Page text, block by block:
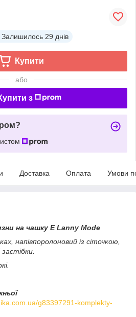
Залишилось 29 днів
Купити
або
з
Доставка Оплата Умови
на чашку Е Lanny Mode
напівпоролоновий із сіточкою,
g83397291-komplekty-